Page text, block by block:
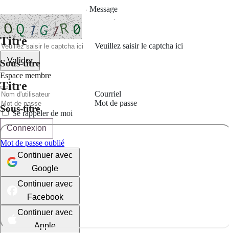
Titre
Sous-titre
Titre
Sous-titre
Message
Veuillez saisir le captcha ici
Valider
Espace membre
Courriel
Mot de passe
Se rappeler de moi
Connexion
Mot de passe oublié
Continuer avec
Google
Continuer avec
Facebook
Continuer avec
Apple